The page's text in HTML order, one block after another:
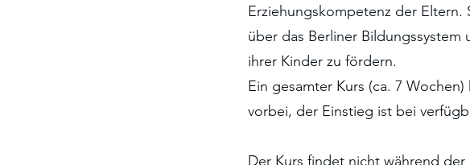
Erziehungskompetenz der Eltern.
über das Berliner
ihrer Kinder zu fördern.
Ein gesamter Kurs (ca. 7
vorbei, der Einstieg ist bei
Der Kurs findet nicht während der